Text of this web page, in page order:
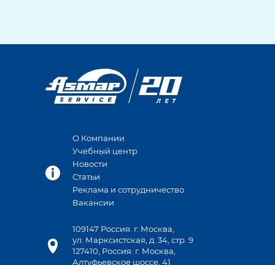
О Компании
Учебный центр
Новости
Статьи
Реклама и сотрудничество
Вакансии
109147 Россия. г. Москва,
ул. Марксистская, д. 34, стр. 9
127410, Россия. г. Москва,
Алтуфьевское шоссе, 41